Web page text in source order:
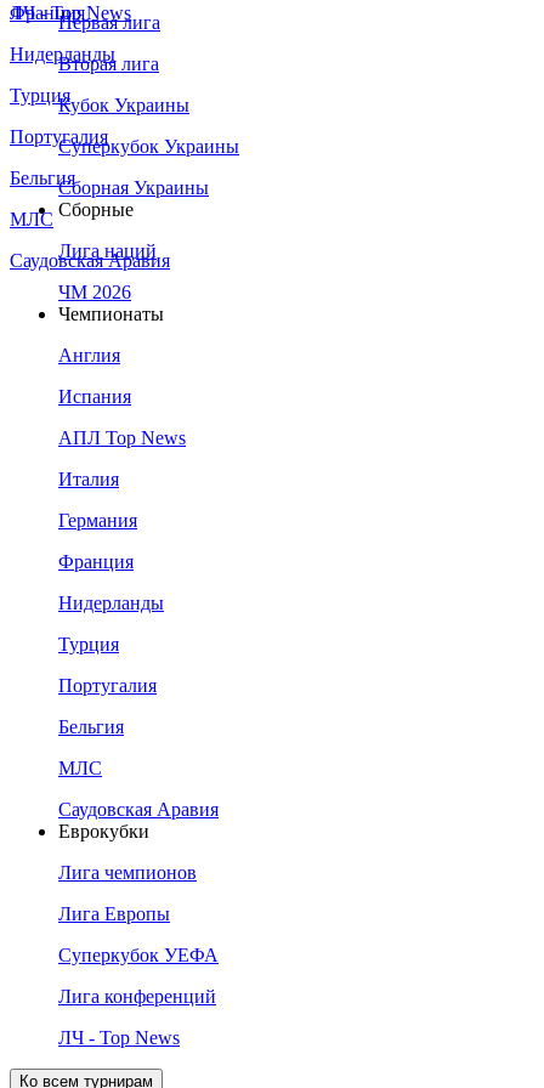
Франция
Нидерланды
Турция
Португалия
Бельгия
МЛС
Саудовская Аравия
ЛЧ - Top News
Первая лига
Вторая лига
Кубок Украины
Суперкубок Украины
Сборная Украины
Сборные
Лига наций
ЧМ 2026
Чемпионаты
Англия
Испания
АПЛ Top News
Италия
Германия
Франция
Нидерланды
Турция
Португалия
Бельгия
МЛС
Саудовская Аравия
Еврокубки
Лига чемпионов
Лига Европы
Суперкубок УЕФА
Лига конференций
ЛЧ - Top News
Ко всем турнирам